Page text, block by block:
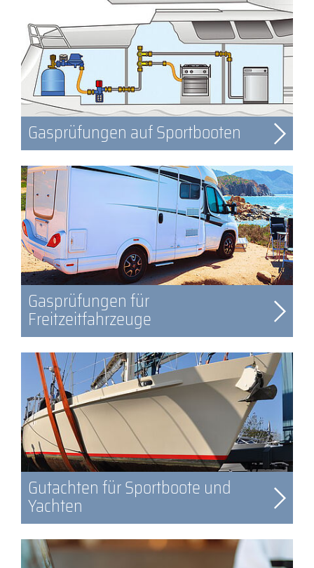
Gasprüfungen auf Sportbooten
Gasprüfungen für
Freitzeitfahrzeuge
Gutachten für Sportboote und
Yachten